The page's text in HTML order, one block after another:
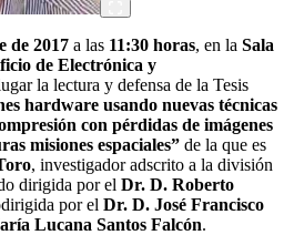
de 2017 a las 11:30 horas, en la Sala
de Electrónica y
la lectura y defensa de la Tesis
hardware usando nuevas técnicas
con pérdidas de imágenes
misiones espaciales” de la que es
, investigador adscrito a la división
dirigida por el Dr. D. Roberto
por el Dr. D. José Francisco
Lucana Santos Falcón.